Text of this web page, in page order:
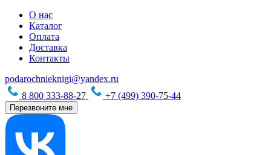
О нас
Каталог
Оплата
Доставка
Контакты
podarochnieknigi@yandex.ru
8 800 333-88-27
+7 (499) 390-75-44
Перезвоните мне